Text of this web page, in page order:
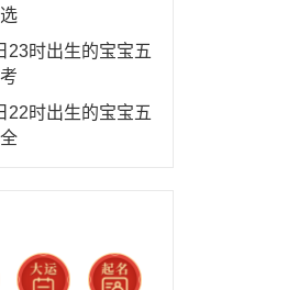
23时出生的宝宝五
22时出生的宝宝五